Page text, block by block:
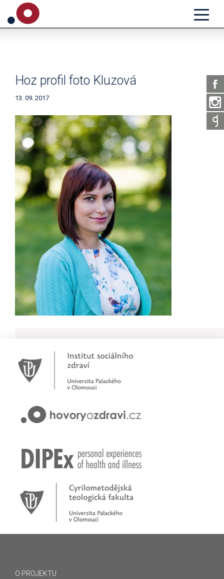
Hoz profil foto Kluzová
13. 09. 2017
Novinky
Přihlašte se na první online workshop na téma stárnoucí
Zkušenosti rodičů dětí s epilepsií
Začínáme nové téma! Sluchová vada u dětí
O PROJEKTU